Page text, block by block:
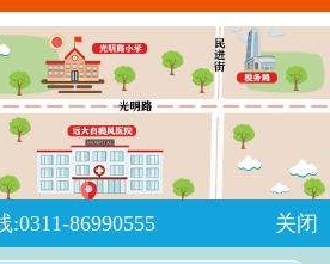
:0311-86990555 关闭